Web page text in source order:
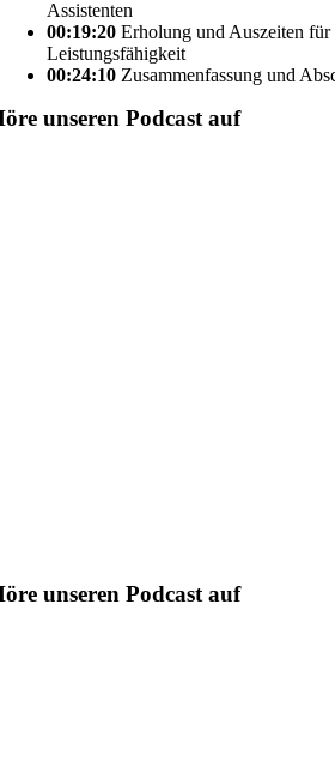
Assistenten
00:19:20 Erholung und Auszeiten
Leistungsfähigkeit
00:24:10 Zusammenfassung und
unseren Podcast auf
unseren Podcast auf